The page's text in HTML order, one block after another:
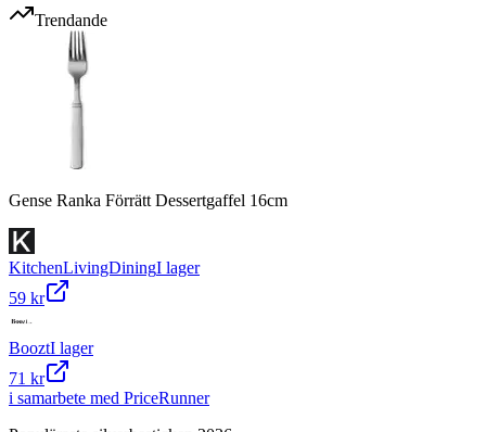
Trendande
Gense Ranka Förrätt Dessertgaffel 16cm
KitchenLivingDiningI lager
59 kr
BooztI lager
71 kr
i samarbete med PriceRunner